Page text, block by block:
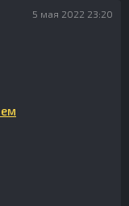
5 мая 2022 23:20